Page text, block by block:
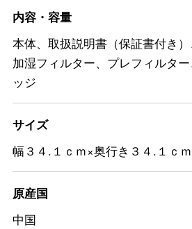
内容・容量
本体、取扱説明書（保証書付き）
加湿フィルター、プレフィルタ
ッジ
サイズ
幅３４.１ｃｍ×奥行き３４.１ｃ
原産国
中国